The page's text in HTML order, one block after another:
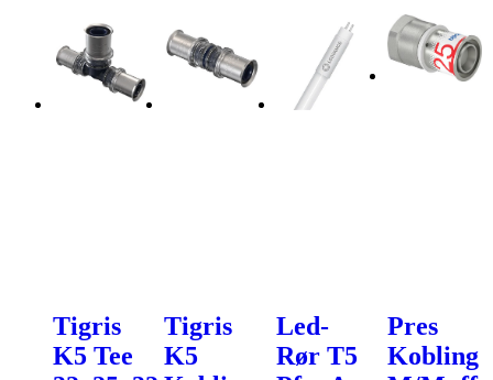
Tigris
K5 Tee
Tigris
K5
Led-
Rør T5
Pres
Kobling